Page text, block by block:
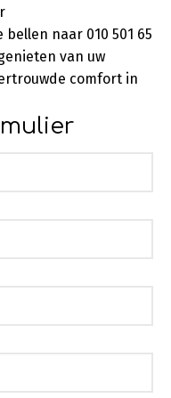
naar 010 501 65
van uw
comfort in